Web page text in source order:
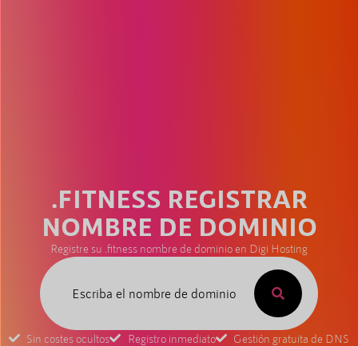
.FITNESS REGISTRAR
NOMBRE DE DOMINIO
Registre su .fitness nombre de dominio en Digi Hosting
Sin costes ocultos Registro inmediato Gestión gratuita de DNS